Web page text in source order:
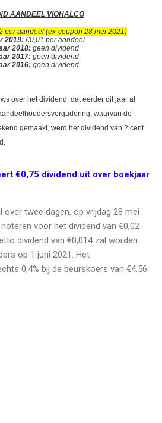
AANDEEL VIOHALCO
per aandeel (ex-coupon 28 mei 2021)
2019:€0,01 per aandeel
2018: geen dividend
2017: geen dividend
2016: geen dividend
over het dividend, dat eerder dit jaar al
waarvan de
gemaakt, werd het dividend van 2 cent
€0,75 dividend uit over boekjaar
twee dagen, op vrijdag 28 mei
noteren voor het dividend van €0,02
dividend van €0,014 zal worden
op 1 juni 2021. Het
0,4% bij de beurskoers van €4,56.